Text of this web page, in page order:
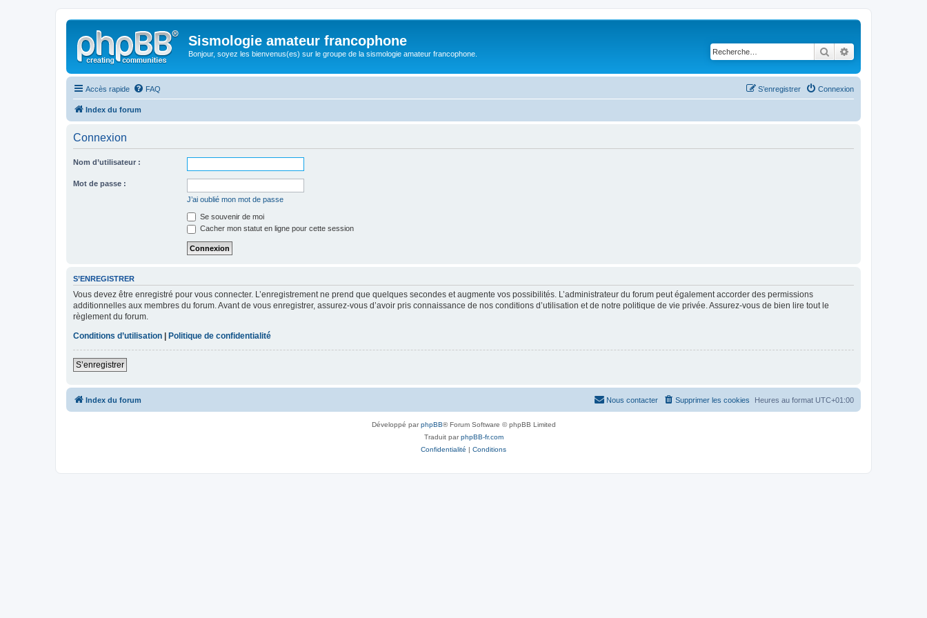
Sismologie amateur francophone
Bonjour, soyez les bienvenus(es) sur le groupe de la sismologie amateur francophone. Rechercher
Accès rapide FAQ Connexion
S’enregistrer
Index du forum
Connexion
Nom d’utilisateur :
Mot de passe :
J’ai oublié mon mot de passe
Se souvenir de moi
Cacher mon statut en ligne pour cette session
S’ENREGISTRER
Vous devez être enregistré pour vous connecter. L’enregistrement ne prend que quelques secondes et augmente vos possibilités. L’administrateur du forum peut également accorder des permissions
additionnelles aux membres du forum. Avant de vous enregistrer, assurez-vous d’avoir pris connaissance de nos conditions d’utilisation et de notre politique de vie privée. Assurez-vous de bien lire tout le
règlement du forum.
Conditions d’utilisation
Politique de confidentialité
S’enregistrer
Index du forum Heures au format UTC+01:00
Supprimer les cookies
Nous contacter
Développé parphpBB® Forum Software © phpBB Limited
Traduit parphpBB-fr.com
Confidentialité | Conditions